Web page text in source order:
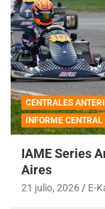
CENTRALES
INFORME CENTRAL
IAME Series
Aires
21 julio, 2026 E-